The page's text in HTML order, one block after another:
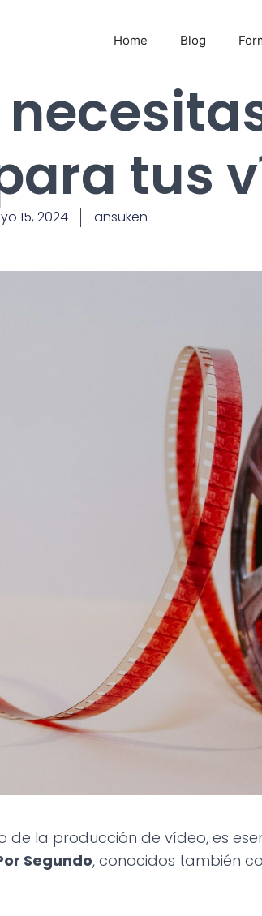
Home Blog
tus
15, 2024 ansuken
la producción de vídeo, es
Segundo, conocidos también